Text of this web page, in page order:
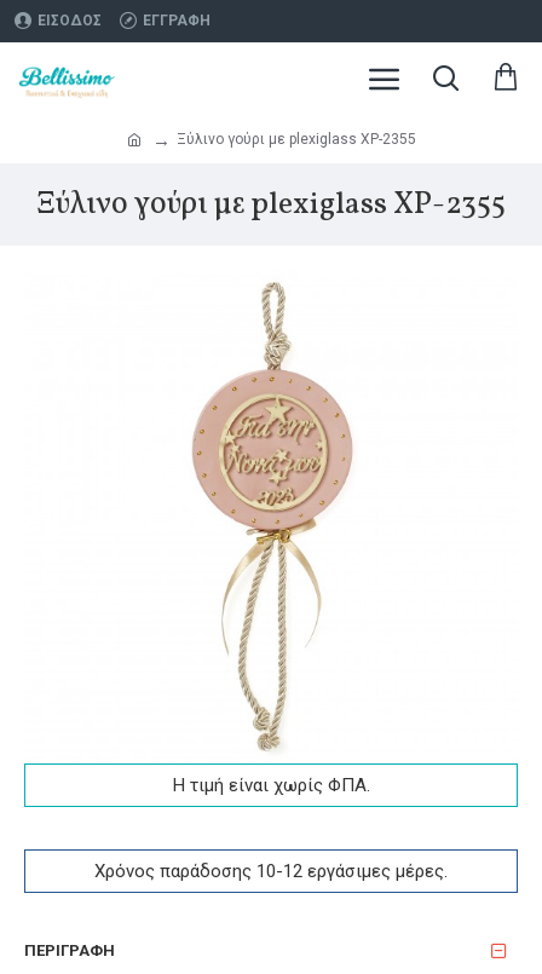
ΕΊΣΟΔΟΣ ΕΓΓΡΑΦΉ
Ξύλινο γούρι με plexiglass ΧΡ-2355
Ξύλινο γούρι με plexiglass ΧΡ-2355
Η τιμή είναι χωρίς ΦΠA.
Χρόνος παράδοσης 10-12 εργάσιμες μέρες.
ΠΕΡΙΓΡΑΦΉ